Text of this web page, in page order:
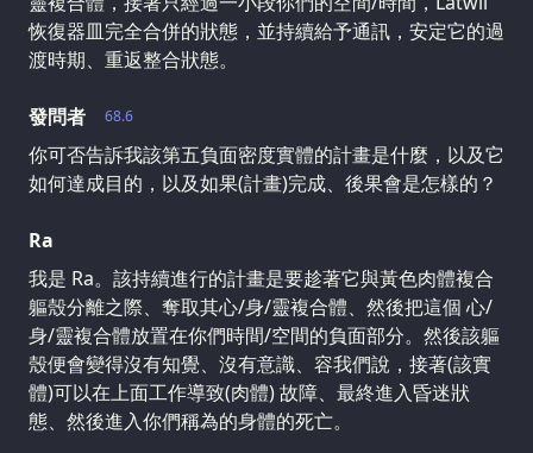
恢復器皿完全合併的狀態，並持續給予通訊，安定它的過
渡時期、重返整合狀態。
68.6
發問者
你可否告訴我該第五負面密度實體的計畫是什麼，以及它
如何達成目的，以及如果(計畫)完成、後果會是怎樣的？
Ra
我是 Ra。該持續進行的計畫是要趁著它與黃色肉體複合
軀殼分離之際、奪取其心/身/靈複合體、然後把這個 心/
身/靈複合體放置在你們時間/空間的負面部分。然後該軀
殼便會變得沒有知覺、沒有意識、容我們說，接著(該實
體)可以在上面工作導致(肉體) 故障、最終進入昏迷狀
態、然後進入你們稱為的身體的死亡。